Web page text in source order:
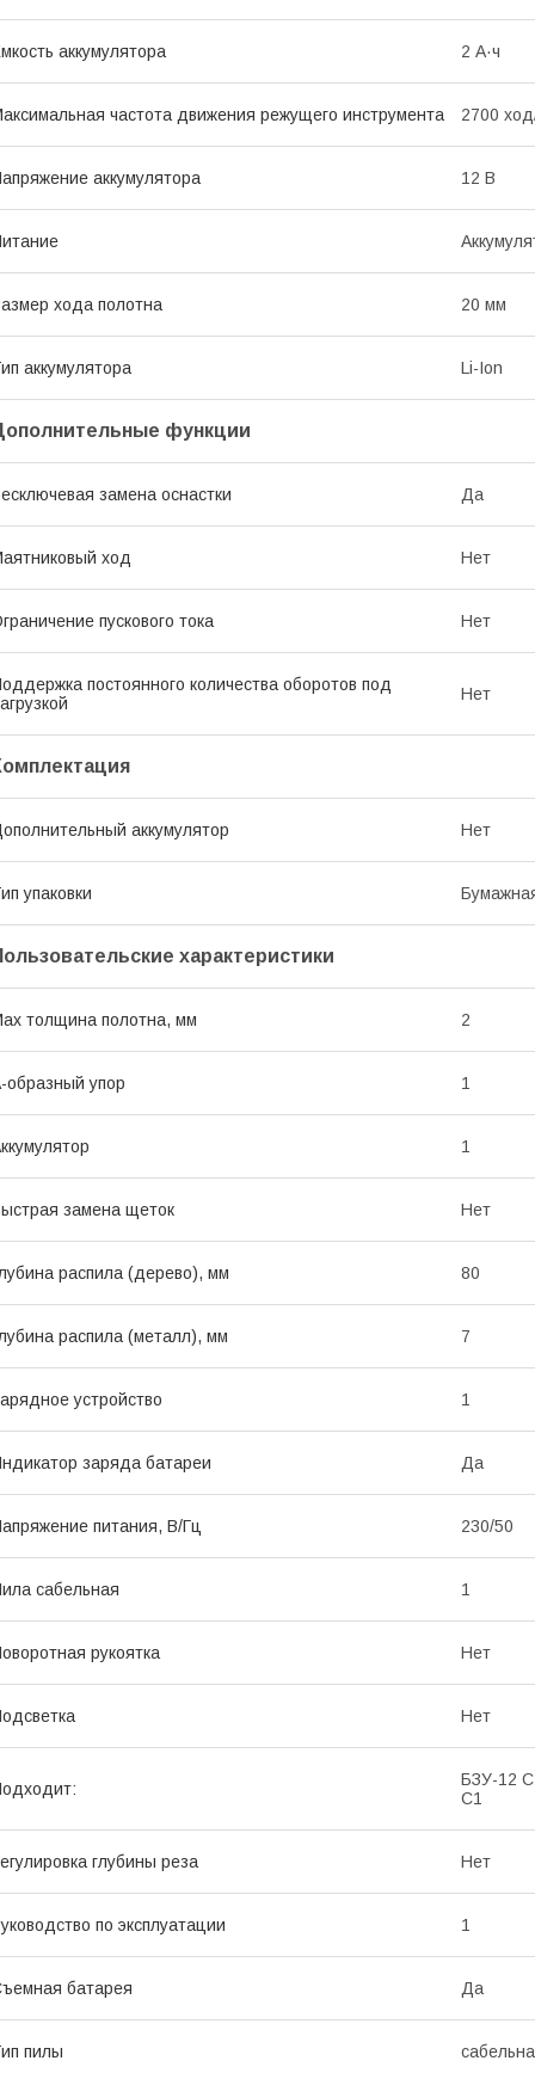
аккумулятора 2 А·ч
частота движения режущего инструмента 2700
аккумулятора 12 В
хода полотна 20 мм
аккумулятора Li-Ion
функции
замена оснастки Да
ход Нет
пускового тока Нет
постоянного количества оборотов под
Нет
аккумулятор Нет
упаковки
характеристики
толщина полотна, мм 2
образный упор 1
1
замена щеток Нет
распила (дерево), мм 80
распила (металл), мм 7
устройство 1
заряда батареи Да
питания, В/Гц 230/50
сабельная 1
рукоятка Нет
Нет
БЗУ-12
С1
глубины реза Нет
по эксплуатации 1
батарея Да
пилы